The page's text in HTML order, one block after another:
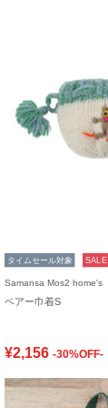
タイムセール対象 SALE
Samansa Mos2 home's
ベアー巾着S
¥2,156 -30%OFF-